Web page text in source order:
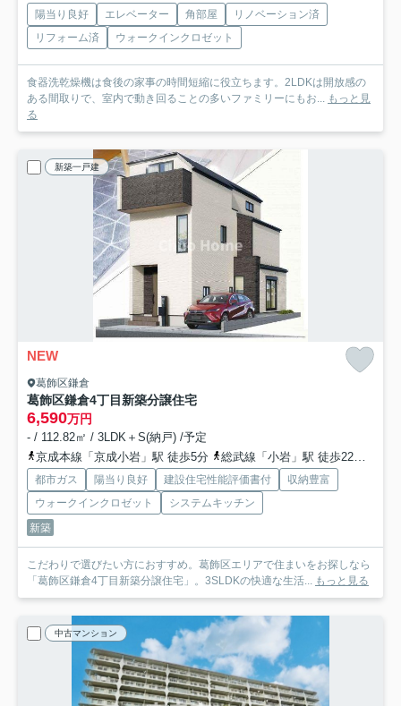
陽当り良好 エレベーター 角部屋
リノベーション済
リフォーム済
ウォークインクロゼット
食器洗乾燥機は食後の家事の時間短縮に役立ちます。2LDKは開放感の
ある間取りで、室内で動き回ることの多いファミリーにもお... もっと見
る
新築一戸建
NEW
葛飾区鎌倉
葛飾区鎌倉4丁目新築分譲住宅
6,590万円
- / 112.82㎡ / 3LDK＋S(納戸) /予定
京成本線「京成小岩」駅 徒歩5分
総武線「小岩」駅 徒歩22分
都市ガス 陽当り良好 建設住宅性能評価書付
収納豊富
ウォークインクロゼット
システムキッチン
新築
こだわりで選びたい方におすすめ。葛飾区エリアで住まいをお探しなら
「葛飾区鎌倉4丁目新築分譲住宅」。3SLDKの快適な生活... もっと見る
中古マンション